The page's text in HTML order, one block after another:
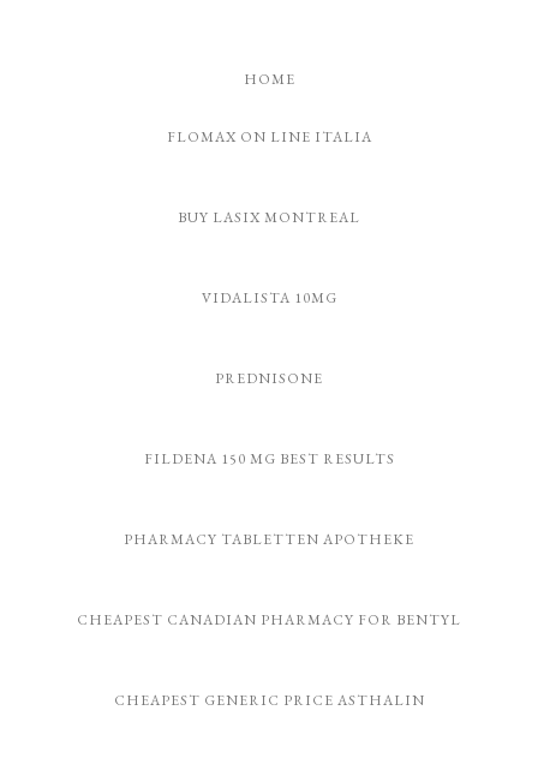
HOME
FLOMAX ON LINE ITALIA
BUY LASIX MONTREAL
VIDALISTA 10MG
PREDNISONE
FILDENA 150 MG BEST RESULTS
PHARMACY TABLETTEN APOTHEKE
CHEAPEST CANADIAN PHARMACY FOR BENTYL
CHEAPEST GENERIC PRICE ASTHALIN